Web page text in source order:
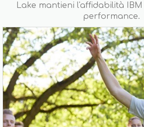
Lake mantieni l'affidabilità
performance.